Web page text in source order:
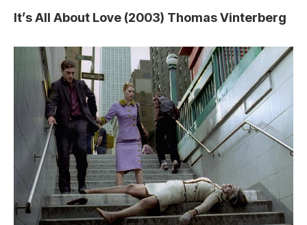
It’s All About Love (2003) Thomas Vinterberg